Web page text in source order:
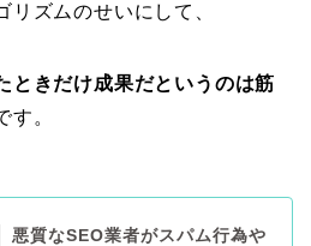
ズムのせいにして、
ときだけ成果だというのは筋
す。
悪質なSEO業者がスパム行為や